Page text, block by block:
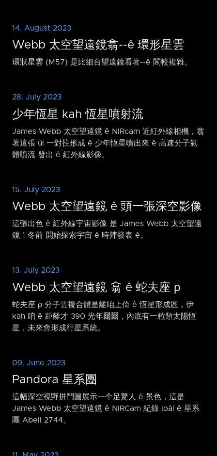
14. August 2023
Webb 太空望遠鏡翕-⁠-ê 環形星雲
環狀星雲 (M57) 是比細台望遠鏡看著-⁠-ê 閣較複雜。
28. July 2023
少年恆星 kah 恆星噴射流
James Webb 太空望遠鏡 ê NIRcam 近紅外線相機，翕
著這張 ùi 一對拄形成 ê 少年恆星噴出來 ê 高速分子氣
體噴流 發出 ê 紅外線影像。
15. July 2023
Webb 太空望遠鏡 ê 頭一張深空影像
這張出色 ê 紅外線宇宙影像 是 James Webb 太空望遠
鏡 1 冬前 開始探索宇宙 ê 時陣發表 ê。
13. July 2023
Webb 太空望遠鏡 翕 ê 蛇夫座 ρ
蛇夫座 ρ 分子雲複合體是離咱上倚 ê 恆星形成區，伊
kah 咱 ê 距離才 390 光年爾爾，內底有一粒類太陽恆
星，未來會形成行星系統。
09. June 2023
Pandora 星系團
這幅深空視野拼鬥圖展示一个足驚人 ê 景色，這是
James Webb 太空望遠鏡 ê NIRCam 紀錄 loài ê 星系
團 Abell 2744。